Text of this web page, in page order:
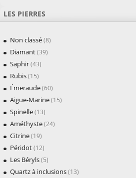
LES PIERRES
Non classé(8)
Diamant(39)
Saphir(43)
Rubis(15)
Émeraude(60)
Aigue-Marine(15)
Spinelle(13)
Améthyste(24)
Citrine(19)
Péridot(12)
Les Béryls(5)
Quartz à inclusions(13)